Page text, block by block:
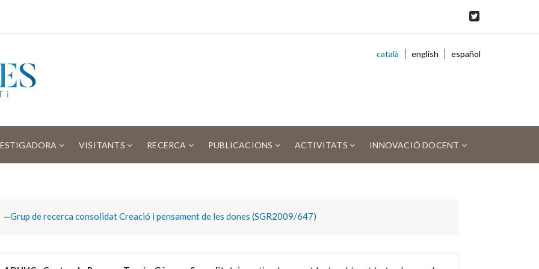
català english español
VISITANTS RECERCA PUBLICACIONS ACTIVITATS INNOVACIÓ DOCENT
Grup de recerca consolidat Creació i pensament de les dones (SGR2009/647)